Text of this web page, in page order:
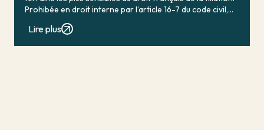
Prohibée en droit interne par l’article 16-7 du code civil,
Lire plus